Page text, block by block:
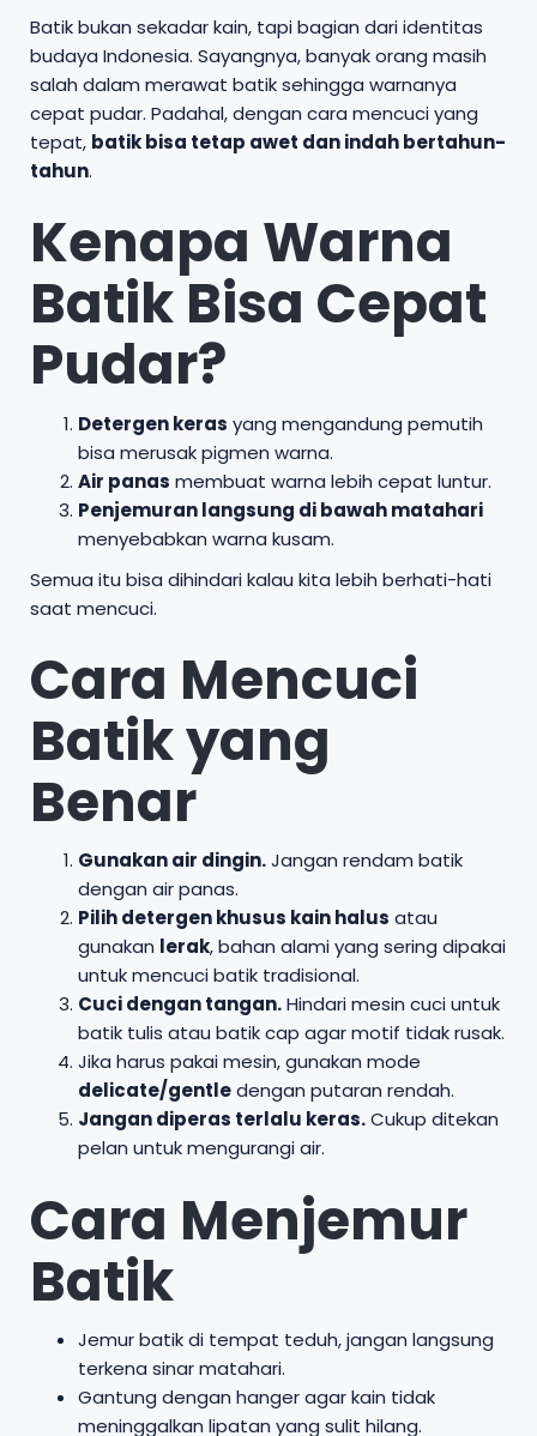
Batik bukan sekadar kain, tapi bagian dari identitas
budaya Indonesia. Sayangnya, banyak orang masih
salah dalam merawat batik sehingga warnanya
cepat pudar. Padahal, dengan cara mencuci yang
tepat, batik bisa tetap awet dan indah bertahun-
tahun.
Kenapa Warna
Batik Bisa Cepat
Pudar?
Detergen keras yang mengandung pemutih
bisa merusak pigmen warna.
Air panas membuat warna lebih cepat luntur.
Penjemuran langsung di bawah matahari
menyebabkan warna kusam.
Semua itu bisa dihindari kalau kita lebih berhati-hati
saat mencuci.
Cara Mencuci
Batik yang
Benar
Gunakan air dingin.Jangan rendam batik
dengan air panas.
Pilih detergen khusus kain halus atau
gunakan lerak, bahan alami yang sering dipakai
untuk mencuci batik tradisional.
Cuci dengan tangan.Hindari mesin cuci untuk
batik tulis atau batik cap agar motif tidak rusak.
Jika harus pakai mesin, gunakan mode
delicate/gentledengan putaran rendah.
Jangan diperas terlalu keras.Cukup ditekan
pelan untuk mengurangi air.
Cara Menjemur
Batik
Jemur batik di tempat teduh, jangan langsung
terkena sinar matahari.
Gantung dengan hanger agar kain tidak
meninggalkan lipatan yang sulit hilang.